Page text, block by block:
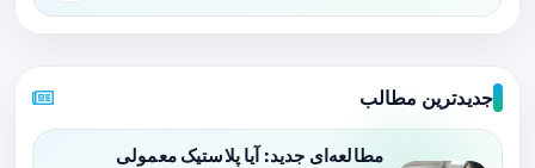
جدیدترین مطالب
مطالعه‌ای جدید: آیا پلاستیک معمولی